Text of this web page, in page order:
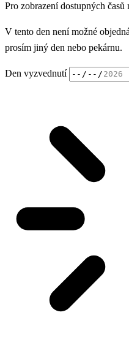
Pro zobrazení dostupných
V tento den není možné
prosím jiný den nebo pekárnu.
Den vyzvednutí